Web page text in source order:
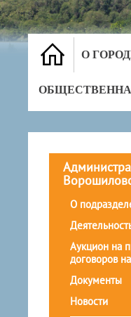
О
О
Аукцион на
договоров
Документы
Новости